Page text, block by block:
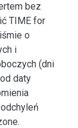
bez
TIME for
o
i
(dni
daty